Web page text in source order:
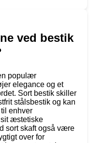
ved bestik
populær
elegance og et
Sort bestik skiller
stålsbestik og kan
enhver
æstetiske
sort skaft også være
over for